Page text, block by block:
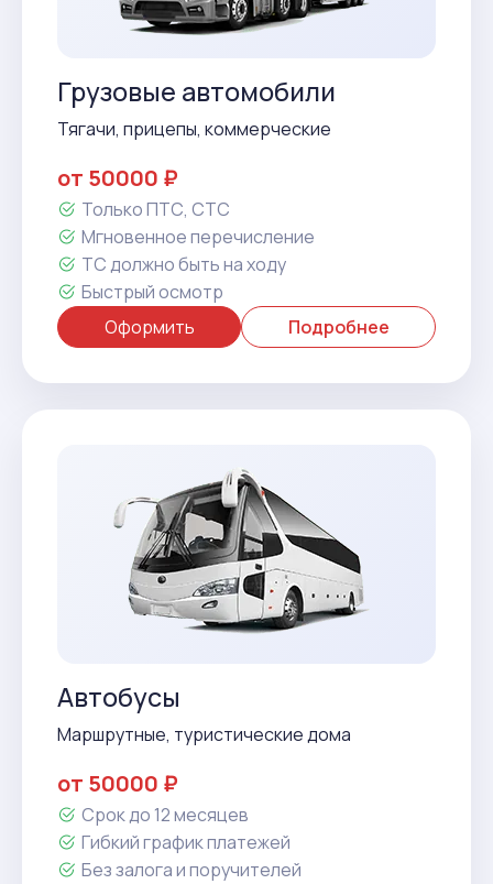
Грузовые автомобили
Тягачи, прицепы, коммерческие
от 50000 ₽
Только ПТС, СТС
Мгновенное перечисление
ТС должно быть на ходу
Быстрый осмотр
Оформить
Подробнее
Автобусы
Маршрутные, туристические дома
от 50000 ₽
Срок до 12 месяцев
Гибкий график платежей
Без залога и поручителей